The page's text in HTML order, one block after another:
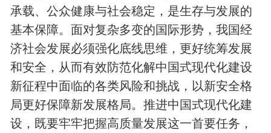
承载、公众健康与社会稳定，是生存与发展的
基本保障。面对复杂多变的国际形势，我国经
济社会发展必须强化底线思维，更好统筹发展
和安全，从而有效防范化解中国式现代化建设
新征程中面临的各类风险和挑战，以新安全格
局更好保障新发展格局。推进中国式现代化建
设，既要牢牢把握高质量发展这一首要任务，